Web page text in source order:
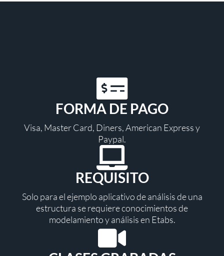
FORMA DE PAGO
Visa, Master Card, Diners, American Express y
Paypal.
REQUISITO
Solo para el ejemplo aplicativo de análisis de una
estructura se requiere conocimientos de
modelamiento y análisis en Etabs.